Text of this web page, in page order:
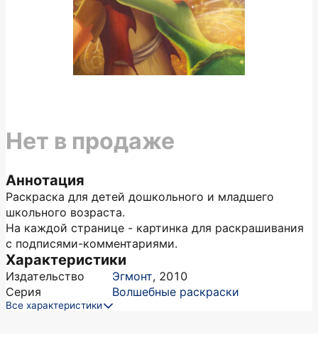
Аннотация
Раскраска для детей дошкольного и младшего
школьного возраста.
На каждой странице - картинка для раскрашивания
с подписями-комментариями.
Характеристики
Издательство Эгмонт, 2010
Серия
Волшебные раскраски
Все характеристики
Нет в продаже